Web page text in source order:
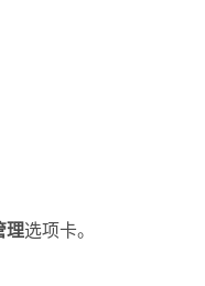
理选项卡。